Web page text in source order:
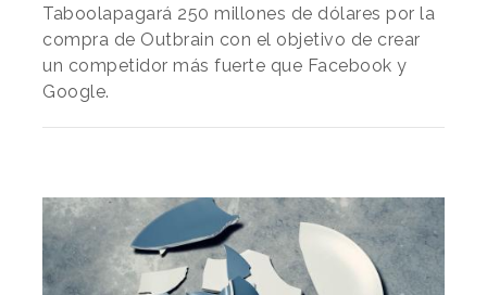
Taboolapagará 250 millones de dólares por la
compra de Outbrain con el objetivo de crear
un competidor más fuerte que Facebook y
Google.